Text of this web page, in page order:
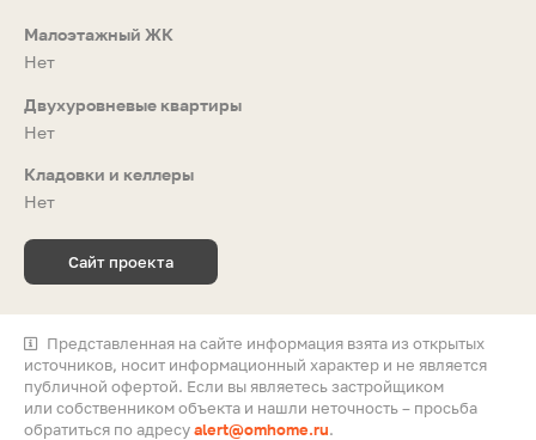
Малоэтажный ЖК
Нет
Двухуровневые квартиры
Нет
Кладовки и келлеры
Нет
Сайт проекта
Представленная на сайте информация взята из открытых
источников, носит информационный характер и не является
публичной офертой. Если вы являетесь застройщиком
или собственником объекта и нашли неточность – просьба
обратиться по адресуalert@omhome.ru.